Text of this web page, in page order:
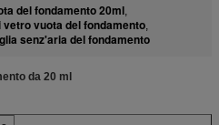
del fondamento 20ml,
vetro vuota del fondamento,
senz'aria del fondamento
da 20 ml